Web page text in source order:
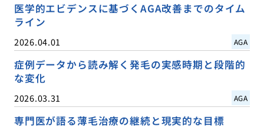
医学的エビデンスに基づくAGA改善までのタイム
ライン
2026.04.01 AGA
症例データから読み解く発毛の実感時期と段階的
な変化
2026.03.31 AGA
専門医が語る薄毛治療の継続と現実的な目標